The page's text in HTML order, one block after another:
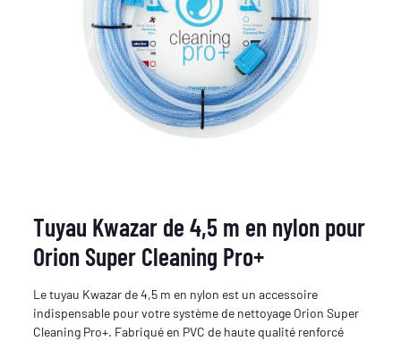
Tuyau Kwazar de 4,5 m en nylon pour
Orion Super Cleaning Pro+
Le tuyau Kwazar de 4,5 m en nylon est un accessoire
indispensable pour votre système de nettoyage Orion Super
Cleaning Pro+. Fabriqué en PVC de haute qualité renforcé